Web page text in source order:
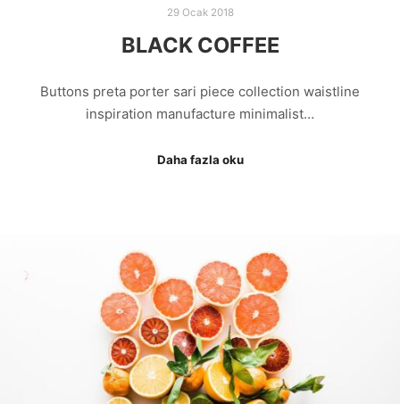
29 Ocak 2018
BLACK COFFEE
Buttons preta porter sari piece collection waistline
inspiration manufacture minimalist…
Daha fazla oku